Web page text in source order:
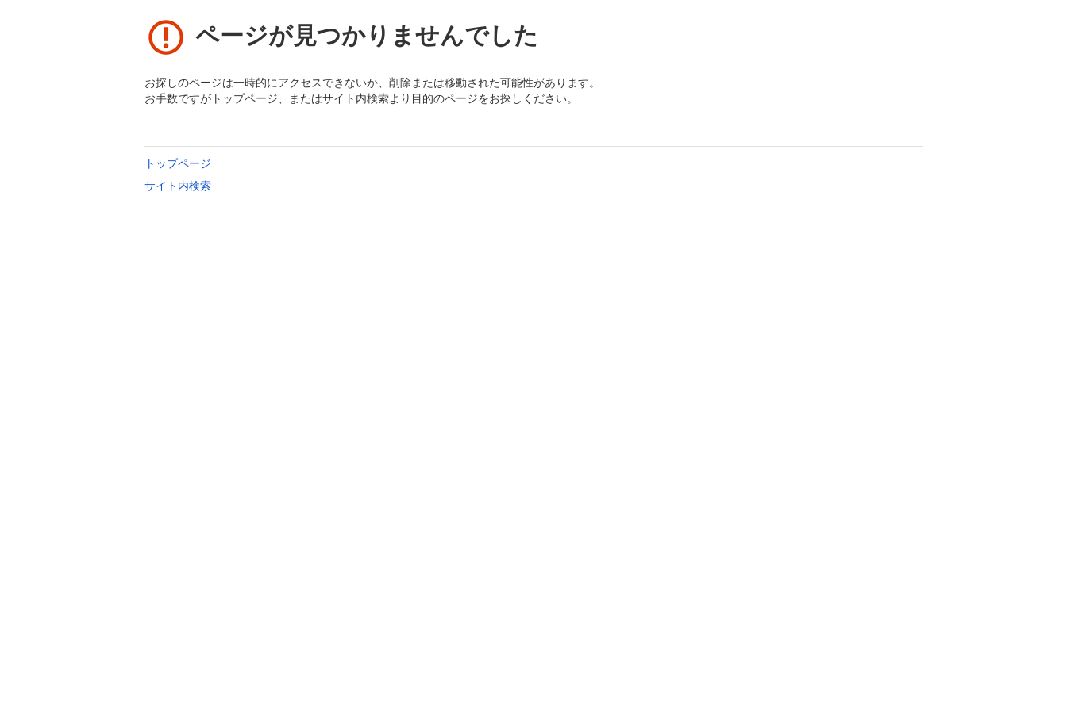
ページが見つかりませんでした
お探しのページは一時的にアクセスできないか、削除または移動された可能性があります。
お手数ですがトップページ、またはサイト内検索より目的のページをお探しください。
トップページ
サイト内検索